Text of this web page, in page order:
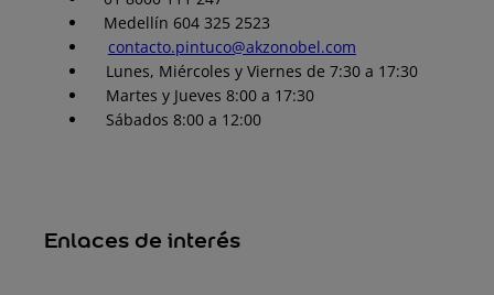
Medellín 604 325 2523
contacto.pintuco@akzonobel.com
Lunes, Miércoles y Viernes de 7:30 a 17:30
Martes y Jueves 8:00 a 17:30
Sábados 8:00 a 12:00
Enlaces de interés